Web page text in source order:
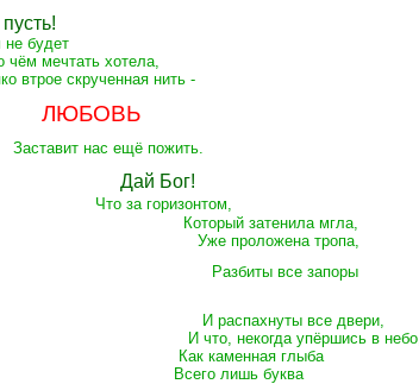
не будет
мечтать хотела,
втрое скрученная нить -
ЛЮБОВЬ
Заставит нас ещё пожить.
Дай Бог!
Что за горизонтом,
затенила мгла,
проложена тропа,
все запоры
И распахнуты все двери,
И что, некогда упёршись в небо,
каменная глыба
лишь буква